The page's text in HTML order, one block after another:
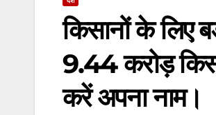
किसानों के लिए
9.44 करोड़
करें अपना नाम।